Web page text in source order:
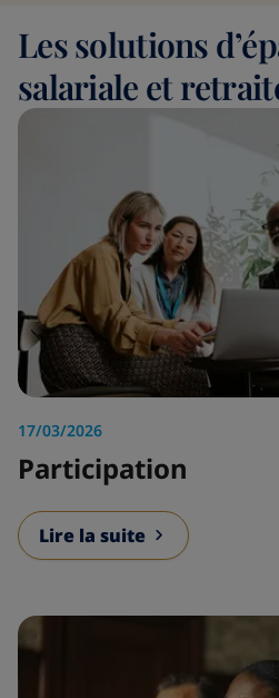
Les solutions
salariale et
17/03/2026
Participation
Lire la suite